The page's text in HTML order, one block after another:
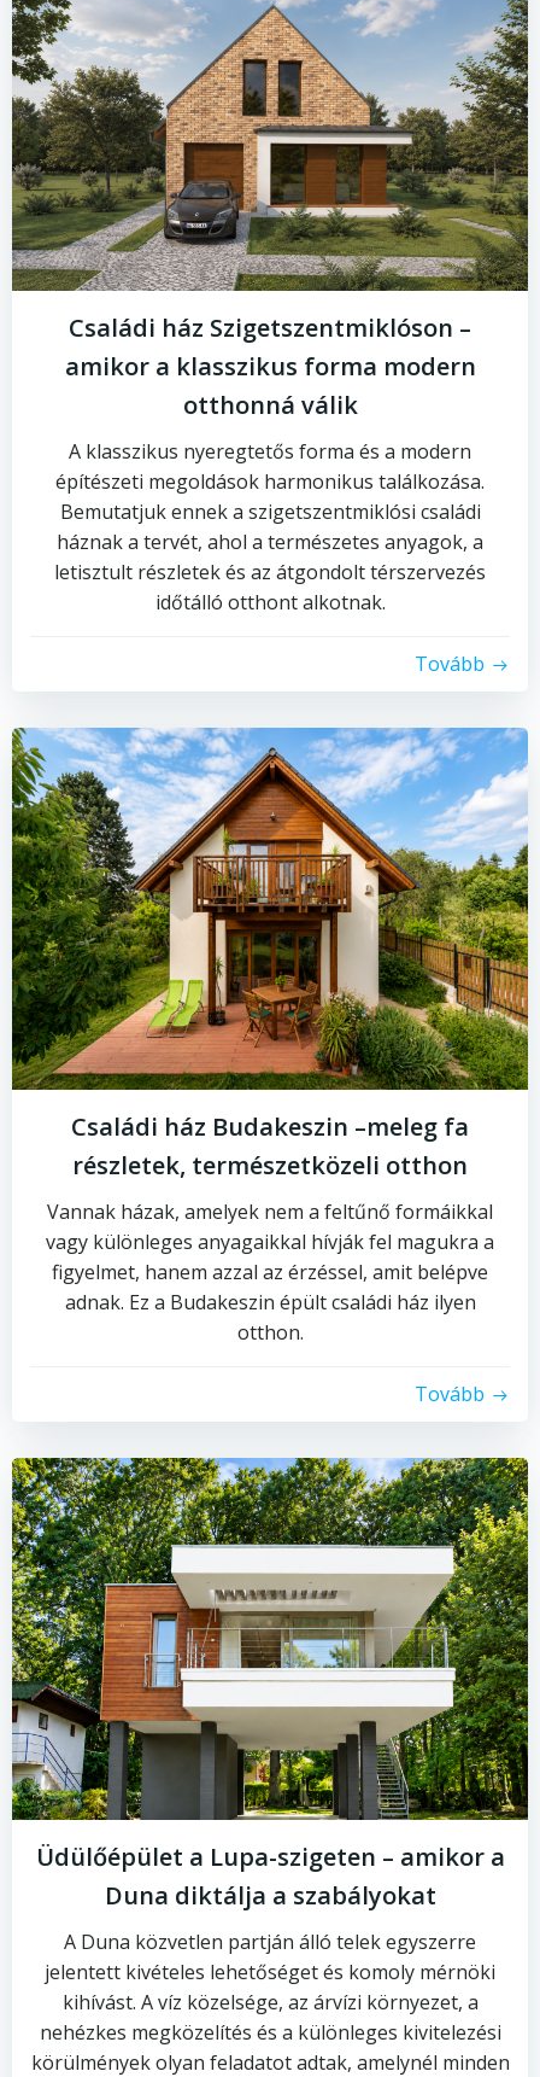
Családi ház Szigetszentmiklóson –
amikor a klasszikus forma modern
otthonná válik
A klasszikus nyeregtetős forma és a modern
építészeti megoldások harmonikus találkozása.
Bemutatjuk ennek a szigetszentmiklósi családi
háznak a tervét, ahol a természetes anyagok, a
letisztult részletek és az átgondolt térszervezés
időtálló otthont alkotnak.
Tovább
Családi ház Budakeszin –meleg fa
részletek, természetközeli otthon
Vannak házak, amelyek nem a feltűnő formáikkal
vagy különleges anyagaikkal hívják fel magukra a
figyelmet, hanem azzal az érzéssel, amit belépve
adnak. Ez a Budakeszin épült családi ház ilyen
otthon.
Tovább
Üdülőépület a Lupa-szigeten – amikor a
Duna diktálja a szabályokat
A Duna közvetlen partján álló telek egyszerre
jelentett kivételes lehetőséget és komoly mérnöki
kihívást. A víz közelsége, az árvízi környezet, a
nehézkes megközelítés és a különleges kivitelezési
körülmények olyan feladatot adtak, amelynél minden